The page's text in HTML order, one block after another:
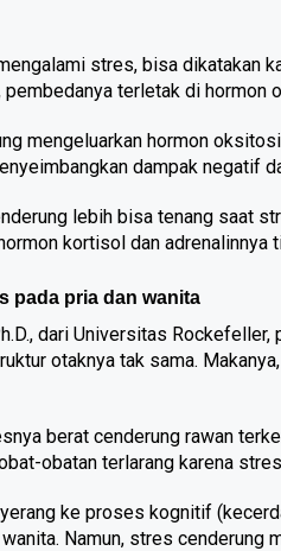
stres, bisa dikatakan
pembedanya terletak di hormon
mengeluarkan hormon
dampak negatif
lebih bisa tenang saat
kortisol dan
pada pria dan wanita
dari Universitas
otaknya tak sama.
berat cenderung rawan
obatan terlarang karena
ke proses kognitif
Namun, stres cenderung